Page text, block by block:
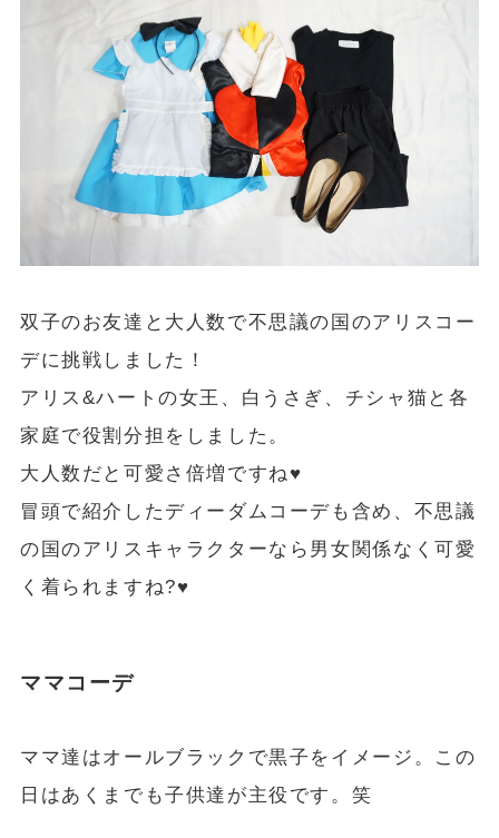
双子のお友達と大人数で不思議の国のアリスコー
デに挑戦しました！
アリス&ハートの女王、白うさぎ、チシャ猫と各
家庭で役割分担をしました。
大人数だと可愛さ倍増ですね♥
冒頭で紹介したディーダムコーデも含め、不思議
の国のアリスキャラクターなら男女関係なく可愛
く着られますね?♥
ママコーデ
ママ達はオールブラックで黒子をイメージ。この
日はあくまでも子供達が主役です。笑